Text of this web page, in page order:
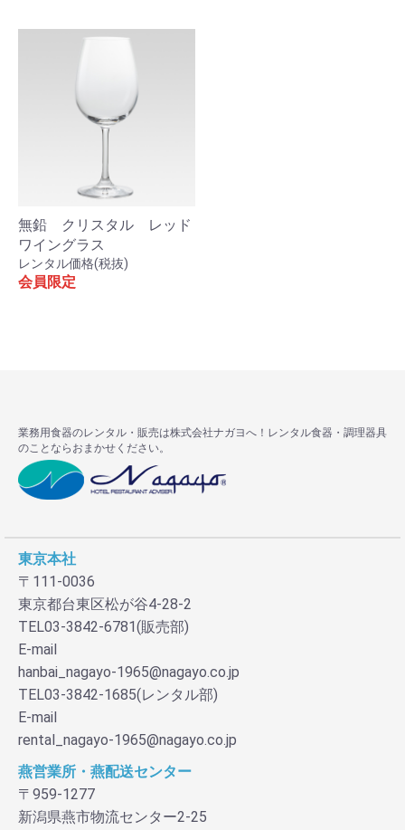
無鉛 クリスタル レッド
ワイングラス
レンタル価格(税抜)
会員限定
業務用食器のレンタル・販売は株式会社ナガヨへ！レンタル食器・調理器具
のことならおまかせください。
東京本社
〒111-0036
東京都台東区松が谷4-28-2
TEL03-3842-6781(販売部)
E-mail
hanbai_nagayo-1965@nagayo.co.jp
TEL03-3842-1685(レンタル部)
E-mail
rental_nagayo-1965@nagayo.co.jp
燕営業所・燕配送センター
〒959-1277
新潟県燕市物流センター2-25